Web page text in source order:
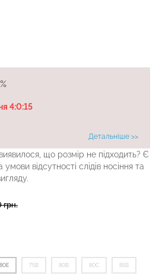
4:0:14
Детальніше >>
що розмір не підходить? Є
відсутності слідів носіння та
грн.
80E 75B 80B 80C 85B
LEGGINGS (чорний) Giulia
689 грн.